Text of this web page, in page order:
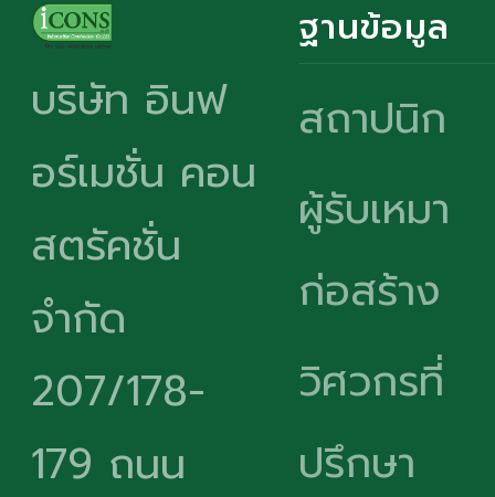
บริษัท อินฟ
อร์เมชั่น คอน
สตรัคชั่น
จำกัด
207/178-
179 ถนน
ฐานข้อมูล
สถาปนิก
ผู้รับเหมา
ก่อสร้าง
วิศวกรที่
ปรึกษา